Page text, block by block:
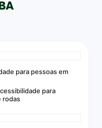
para pessoas em
para
rodas